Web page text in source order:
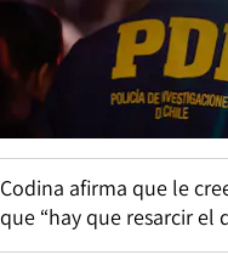
Codina afirma que le
que “hay que resarcir el